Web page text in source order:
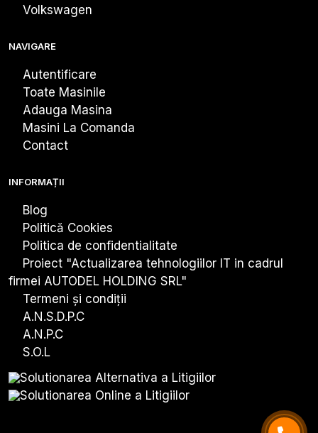
Volkswagen
NAVIGARE
Autentificare
Toate Masinile
Adauga Masina
Masini La Comanda
Contact
INFORMAȚII
Blog
Politică Cookies
Politica de confidentialitate
Proiect "Actualizarea tehnologiiIor IT in cadrul
firmei AUTODEL HOLDING SRL"
Termeni și condiții
A.N.S.D.P.C
A.N.P.C
S.O.L